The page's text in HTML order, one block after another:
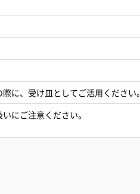
に、受け皿としてご活用ください。
にご注意ください。